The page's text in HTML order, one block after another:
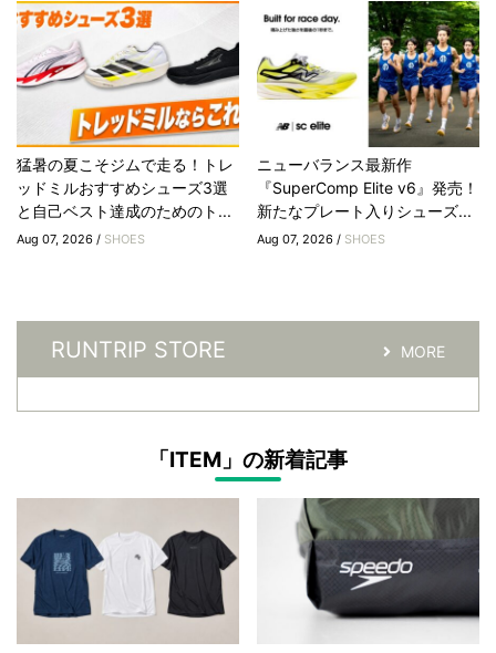
猛暑の夏こそジムで走る！トレ
ッドミルおすすめシューズ3選
と自己ベスト達成のためのト...
Aug 07, 2026 / SHOES
ニューバランス最新作
『SuperComp Elite v6』発売！
新たなプレート入りシューズ...
Aug 07, 2026 / SHOES
RUNTRIP STORE MORE
「ITEM」の新着記事